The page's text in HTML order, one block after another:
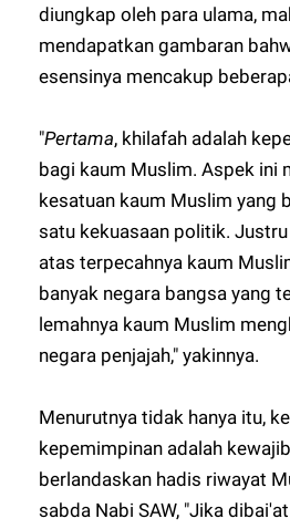
diungkap oleh para ulama,
mendapatkan gambaran
esensinya mencakup
"Pertama, khilafah adalah
bagi kaum Muslim. Aspek ini
kesatuan kaum Muslim yang
satu kekuasaan politik.
atas terpecahnya kaum
banyak negara bangsa yang
lemahnya kaum Muslim
negara penjajah," yakinnya.
Menurutnya tidak hanya itu,
kepemimpinan adalah
berlandaskan hadis riwayat
sabda Nabi SAW, "Jika